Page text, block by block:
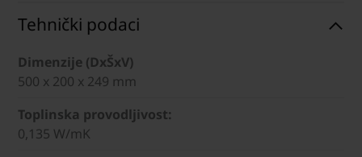
Tehnički podaci
Dimenzije (DxŠxV)
500 x 200 x 249 mm
Toplinska provodljivost:
0,135 W/mK